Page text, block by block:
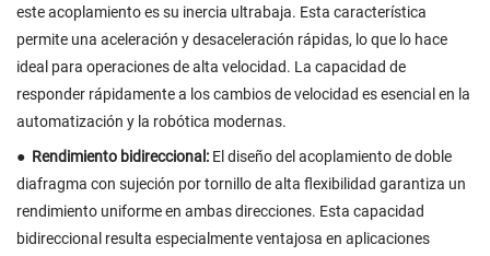
este acoplamiento es su inercia ultrabaja. Esta característica
permite una aceleración y desaceleración rápidas, lo que lo hace
ideal para operaciones de alta velocidad. La capacidad de
responder rápidamente a los cambios de velocidad es esencial en la
automatización y la robótica modernas.
● Rendimiento bidireccional: El diseño del acoplamiento de doble
diafragma con sujeción por tornillo de alta flexibilidad garantiza un
rendimiento uniforme en ambas direcciones. Esta capacidad
bidireccional resulta especialmente ventajosa en aplicaciones